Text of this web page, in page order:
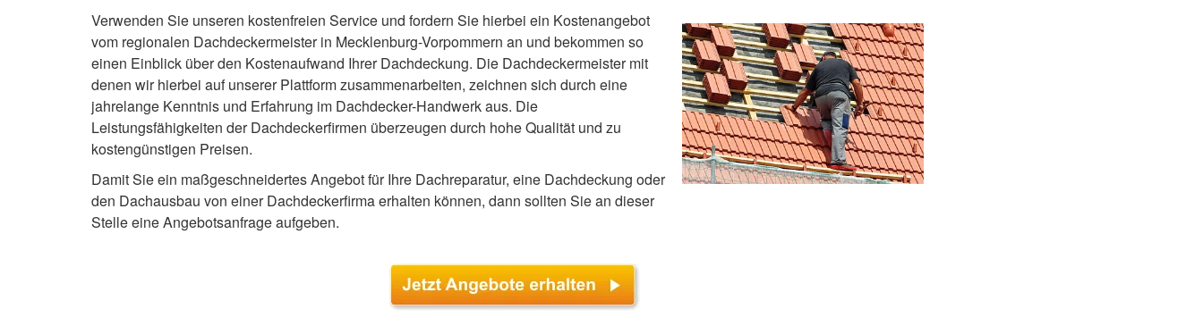
Verwenden Sie unseren kostenfreien Service und fordern Sie hierbei ein Kostenangebot
vom regionalen Dachdeckermeister in Mecklenburg-Vorpommern an und bekommen so
einen Einblick über den Kostenaufwand Ihrer Dachdeckung. Die Dachdeckermeister mit
denen wir hierbei auf unserer Plattform zusammenarbeiten, zeichnen sich durch eine
jahrelange Kenntnis und Erfahrung im Dachdecker-Handwerk aus. Die
Leistungsfähigkeiten der Dachdeckerfirmen überzeugen durch hohe Qualität und zu
kostengünstigen Preisen.
Damit Sie ein maßgeschneidertes Angebot für Ihre Dachreparatur, eine Dachdeckung oder
den Dachausbau von einer Dachdeckerfirma erhalten können, dann sollten Sie an dieser
Stelle eine Angebotsanfrage aufgeben.